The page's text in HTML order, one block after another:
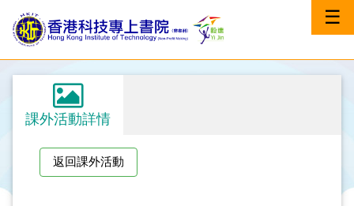
☰
課外活動詳情
返回課外活動